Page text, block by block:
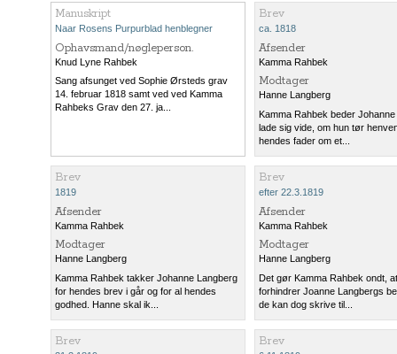
Manuskript
Naar Rosens Purpurblad henblegner
Ophavsmand/nøgleperson.
Knud Lyne Rahbek
Sang afsunget ved Sophie Ørsteds grav
14. februar 1818 samt ved ved Kamma
Rahbeks Grav den 27. ja...
Brev
ca. 1818
Afsender
Kamma Rahbek
Modtager
Hanne Langberg
Kamma Rahbek beder
lade sig vide, om hun tør
hendes fader om et...
Brev
1819
Afsender
Kamma Rahbek
Modtager
Hanne Langberg
Kamma Rahbek takker Johanne Langberg
for hendes brev i går og for al hendes
godhed. Hanne skal ik...
Brev
efter 22.3.1819
Afsender
Kamma Rahbek
Modtager
Hanne Langberg
Det gør Kamma Rahbek ondt,
forhindrer Joanne Langbergs
de kan dog skrive til...
Brev Brev